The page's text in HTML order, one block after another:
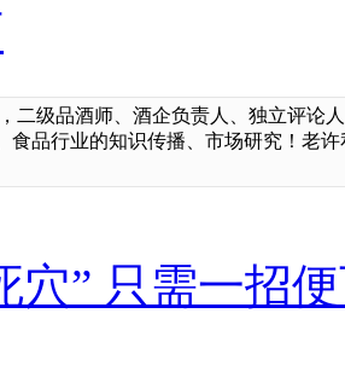
二级品酒师、酒企负责人、独立评论
食品行业的知识传播、市场研究！老许
穴” 只需一招